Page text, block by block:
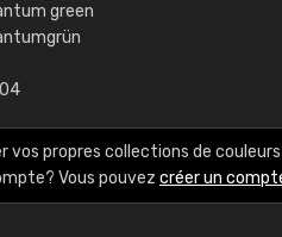
green
vos propres collections de
Vous pouvez créer un